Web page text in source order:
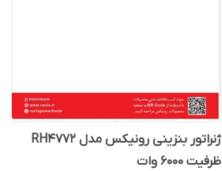
ژنراتور بنزینی رونیکس مدل RH4772
ظرفیت ۶۰۰۰ وات